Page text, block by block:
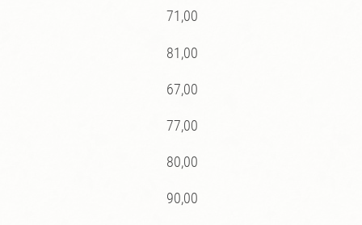
71,00
81,00
67,00
77,00
80,00
90,00